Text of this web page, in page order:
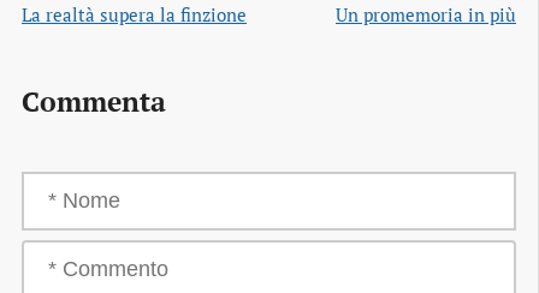
La realtà supera la finzione
Un promemoria in più
Commenta